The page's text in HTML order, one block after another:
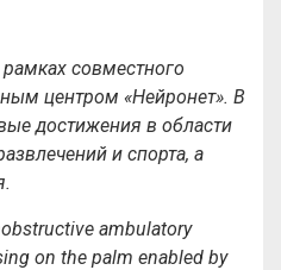
совместного
центром «Нейронет». В
достижения в области
и спорта, а
ambulatory
on the palm enabled by